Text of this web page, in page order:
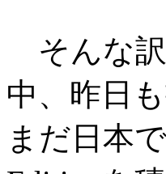
そんな訳
中、昨日
まだ日本